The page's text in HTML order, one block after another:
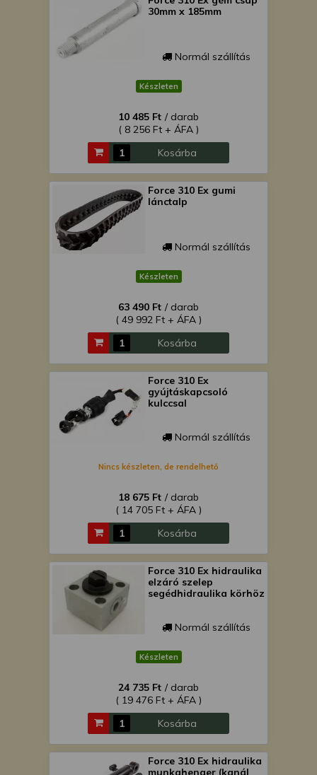
30mm x 185mm
Normál szállítás
Készleten
10 485 Ft / darab
( 8 256 Ft + ÁFA )
Kosárba
Force 310 Ex gumi
lánctalp
Normál szállítás
Készleten
63 490 Ft / darab
( 49 992 Ft + ÁFA )
Kosárba
Force 310 Ex
gyújtáskapcsoló
kulccsal
Normál szállítás
Nincs készleten, de rendelhető
18 675 Ft / darab
( 14 705 Ft + ÁFA )
Kosárba
Force 310 Ex hidraulika
elzáró szelep
segédhidraulika körhöz
Normál szállítás
Készleten
24 735 Ft / darab
( 19 476 Ft + ÁFA )
Kosárba
Force 310 Ex hidraulika
munkahenger (kanál